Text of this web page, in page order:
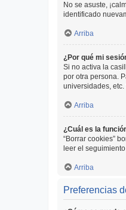
No se asuste,
identificado
Arriba
¿Por qué mi
Si no activa la
por otra persona.
universidades,
Arriba
¿Cuál es la
“Borrar cookies”
leer el
Arriba
Preferencias